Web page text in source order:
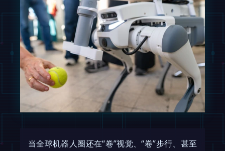
当全球机器人圈还在“卷”视觉、“卷”步行、甚至